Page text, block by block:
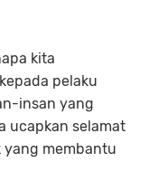
kita
pelaku
insan yang
ucapkan selamat
yang membantu